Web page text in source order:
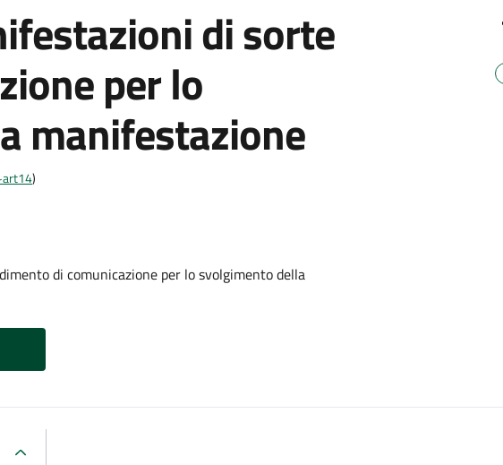
di sorte
per lo
manifestazione
)
di comunicazione per lo svolgimento della